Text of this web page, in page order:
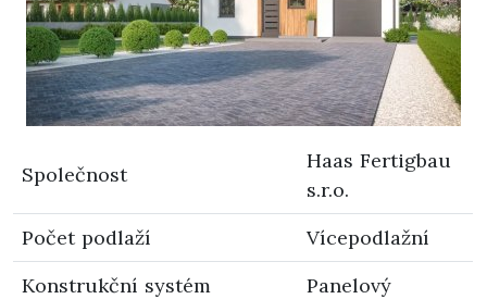
Společnost
Haas Fertigbau
s.r.o.
Počet podlaží
Vícepodlažní
Konstrukční systém
Panelový